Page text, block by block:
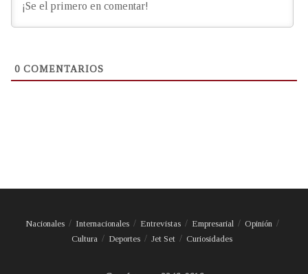
0 COMENTARIOS
Nacionales Internacionales Entrevistas Empresarial
Opinión
Cultura
Deportes Jet Set Curiosidades